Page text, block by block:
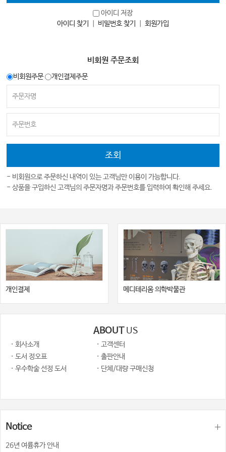
아이디 저장
아이디 찾기
비밀번호 찾기 회원가입
비회원 주문조회
비회원주문 개인결제주문
- 비회원으로 주문하신 내역이 있는 고객님만 이용이 가능합니다.
- 상품을 구입하신 고객님의 주문자명과 주문번호를 입력하여 확인해 주세요.
개인결제 메디테리움 의학박물관
ABOUTUS
· 회사소개
· 고객센터
· 도서 정오표
· 출판안내
· 우수학술 선정 도서
· 단체/대량 구매신청
Notice
26년 여륨휴가 안내